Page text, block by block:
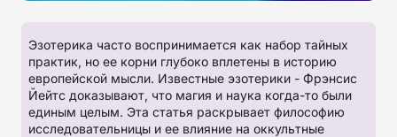
Эзотерика часто воспринимается как набор тайных
практик, но ее корни глубоко вплетены в историю
европейской мысли. Известные эзотерики - Фрэнсис
Йейтс доказывают, что магия и наука когда-то были
единым целым. Эта статья раскрывает философию
исследовательницы и ее влияние на оккультные